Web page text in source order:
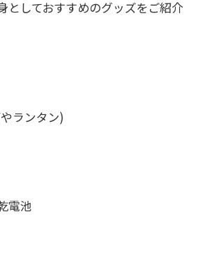
としておすすめのグッズをご紹介
ランタン)
電池